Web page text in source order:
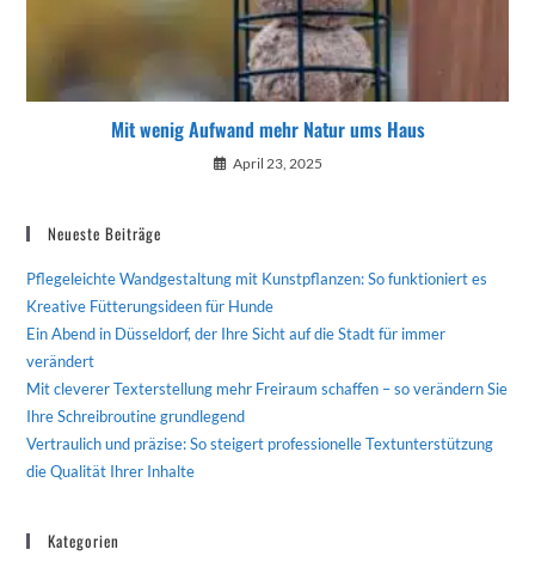
Mit wenig Aufwand mehr Natur ums Haus
April 23, 2025
Neueste Beiträge
Pflegeleichte Wandgestaltung mit Kunstpflanzen: So funktioniert es
Kreative Fütterungsideen für Hunde
Ein Abend in Düsseldorf, der Ihre Sicht auf die Stadt für immer
verändert
Mit cleverer Texterstellung mehr Freiraum schaffen – so verändern Sie
Ihre Schreibroutine grundlegend
Vertraulich und präzise: So steigert professionelle Textunterstützung
die Qualität Ihrer Inhalte
Kategorien